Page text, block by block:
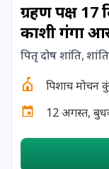
17 August, 2026
17 August, 2026
17 August, 2026
18 August, 2026
ग्रहण पक्ष 17
काशी गंगा
पितृ दोष शांति,
पिशाच मोचन
12 अगस्त,